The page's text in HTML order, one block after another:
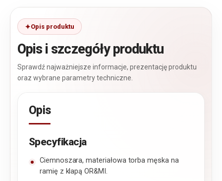
Opis produktu
Opis i szczegóły produktu
Sprawdź najważniejsze informacje, prezentację produktu
oraz wybrane parametry techniczne.
Opis
Specyfikacja
Ciemnoszara, materiałowa torba męska na
ramię z klapą OR&MI.